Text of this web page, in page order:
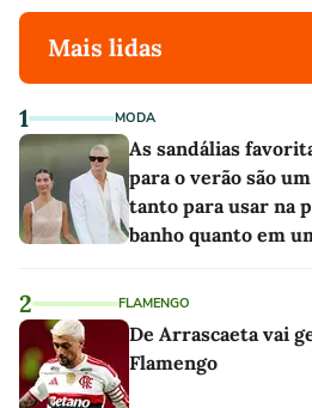
Mais lidas
1 MODA
As sandálias
para o verão são
tanto para usar na
banho quanto em
2 FLAMENGO
De Arrascaeta vai
Flamengo